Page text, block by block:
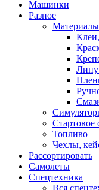
Машинки
Разное
Стартовое
Топливо
Чехлы,
Рассортировать
Самолеты
Спецтехника
Вся